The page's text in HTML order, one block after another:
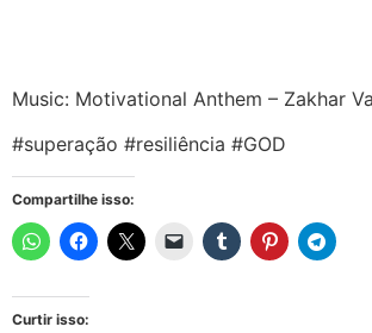
Music: Motivational Anthem – Zakhar
#superação #resiliência #GOD
Compartilhe isso:
Curtir isso: